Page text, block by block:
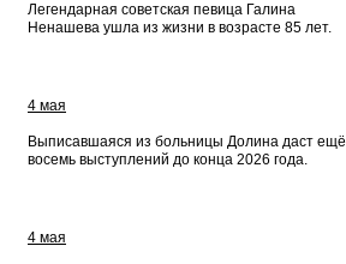
Легендарная советская певица Галина
Ненашева ушла из жизни в возрасте 85 лет.
4 мая
Выписавшаяся из больницы Долина даст ещё
восемь выступлений до конца 2026 года.
4 мая